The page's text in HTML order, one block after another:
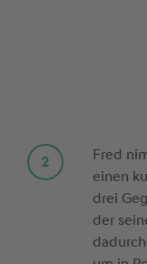
Fred
einen
drei
der